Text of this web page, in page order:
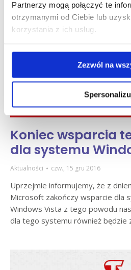
Partnerzy mogą połączyć te
otrzymanymi od Ciebie lub
korzystania z ich usług.
Zezwól na
Koniec wsparcia
dla systemu
Aktualności czw., 15 gru 2016
Uprzejmie informujemy, że z
Microsoft zakończy wsparcie dla
Windows Vista z tego powodu
dla tego systemu również będzie